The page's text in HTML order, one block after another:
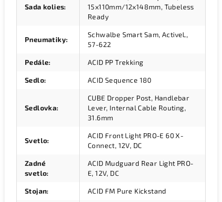
Sada kolies:
15x110mm/12x148mm, Tubeless
Ready
Pneumatiky:
Schwalbe Smart Sam, ActiveL,
57-622
Pedále: ACID PP Trekking
Sedlo: ACID Sequence 180
Sedlovka:
CUBE Dropper Post, Handlebar
Lever, Internal Cable Routing,
31.6mm
Svetlo:
ACID Front Light PRO-E 60 X-
Connect, 12V, DC
Zadné
svetlo:
ACID Mudguard Rear Light PRO-
E, 12V, DC
Stojan: ACID FM Pure Kickstand